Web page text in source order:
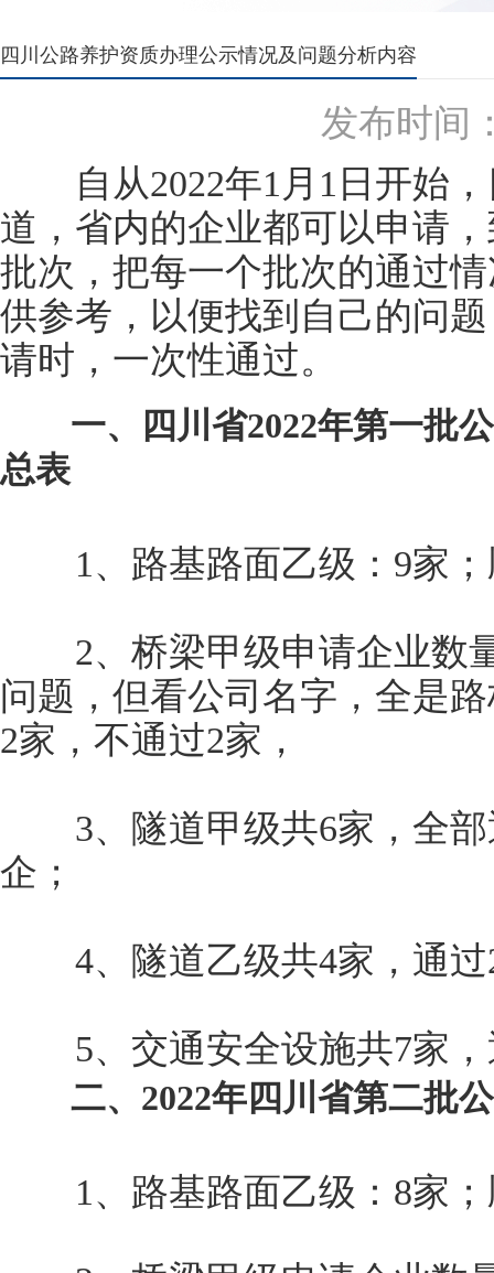
四川公路养护资质办理公示情况及问题分析内容
发布时间
自从2022年1月1日开始，
道，省内的企业都可以申请
批次，把每一个批次的通过
供参考，以便找到自己的问
请时，一次性通过。
一、四川省2022年第一批公
总表
1、路基路面乙级：9家；
2、桥梁甲级申请企业数
问题，但看公司名字，全是
2家，不通过2家，
3、隧道甲级共6家，全部
企；
4、隧道乙级共4家，通过
5、交通安全设施共7家，
二、2022年四川省第二批公
1、路基路面乙级：8家；